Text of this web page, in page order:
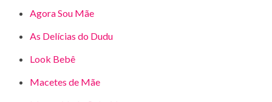
Agora Sou Mãe
As Delícias do Dudu
Look Bebê
Macetes de Mãe